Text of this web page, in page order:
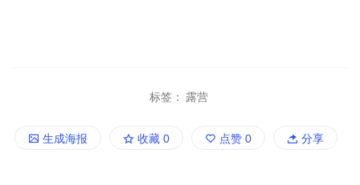
标签： 露营
生成海报 收藏 0 点赞 0 分享